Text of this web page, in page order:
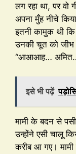
लग रहा था, पर वो
अपना मुँह नीचे
इतनी कामुक थी
उनकी चूत को जीभ
“आआआह…
इसे भी पढ़ें
मामी के बदन से
उन्होंने एसी चालू
करीब आ गए।